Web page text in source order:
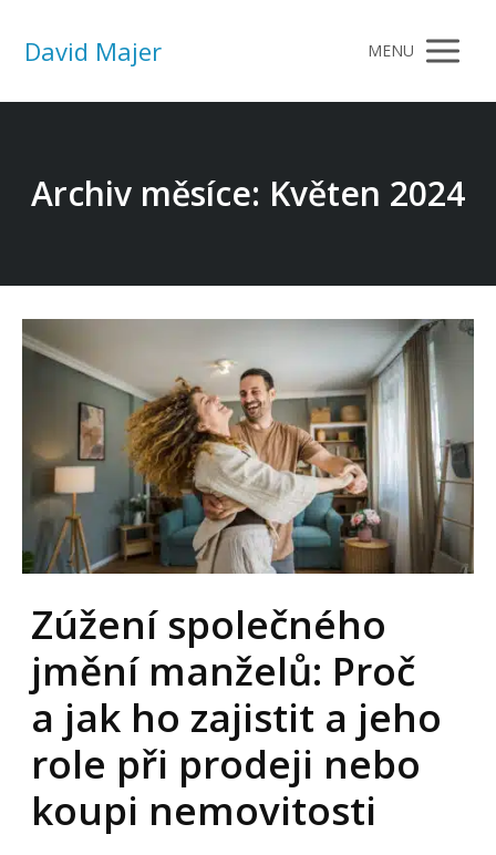
David Majer MENU
Archiv měsíce: Květen 2024
Zúžení společného
jmění manželů: Proč
a jak ho zajistit a jeho
role při prodeji nebo
koupi nemovitosti